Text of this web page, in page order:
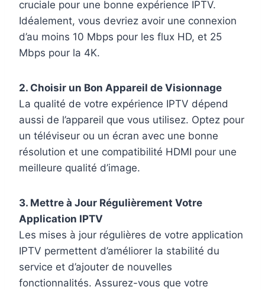
cruciale pour une bonne expérience IPTV.
Idéalement, vous devriez avoir une connexion
d’au moins 10 Mbps pour les flux HD, et 25
Mbps pour la 4K.
2. Choisir un Bon Appareil de Visionnage
La qualité de votre expérience IPTV dépend
aussi de l’appareil que vous utilisez. Optez pour
un téléviseur ou un écran avec une bonne
résolution et une compatibilité HDMI pour une
meilleure qualité d’image.
3. Mettre à Jour Régulièrement Votre
Application IPTV
Les mises à jour régulières de votre application
IPTV permettent d’améliorer la stabilité du
service et d’ajouter de nouvelles
fonctionnalités. Assurez-vous que votre